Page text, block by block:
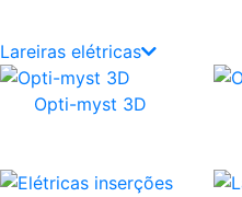
Lareiras elétricas
Opti-myst 3D